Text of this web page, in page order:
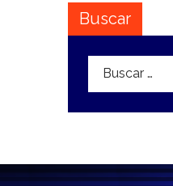
Buscar
Buscar: